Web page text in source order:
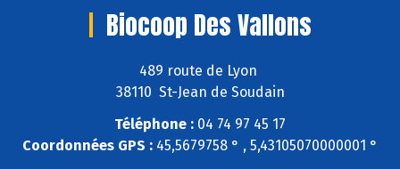
Biocoop Des Vallons
489 route de Lyon
38110 St-Jean de Soudain
Téléphone : 04 74 97 45 17
Coordonnées GPS : 45,5679758 ° , 5,43105070000001 °